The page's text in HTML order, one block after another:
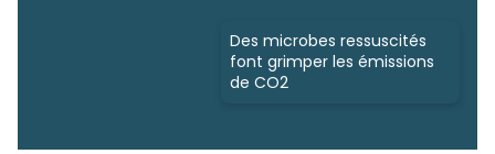
Des microbes ressuscités
font grimper les émissions
de CO2